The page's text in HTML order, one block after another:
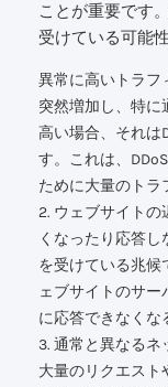
ことが重要です
受けている可能
異常に高いトラフ
突然増加し、特に
高い場合、それは
す。これは、
ために大量のトラ
2. ウェブサイト
くなったり応答
を受けている兆候
ェブサイトのサー
に応答できなくな
3. 通常と異なるネ
大量のリクエスト